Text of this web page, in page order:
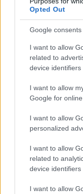
Opted Out
Google consents
I want to allow
related to
device identifiers
I want to allow
Google for
I want to allow
personalized
I want to allow
related to
device identifiers
I want to allow